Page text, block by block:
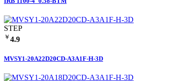
STEP
￥ 4.9
MVSY1-20A22D20CD-A3A1F-H-3D